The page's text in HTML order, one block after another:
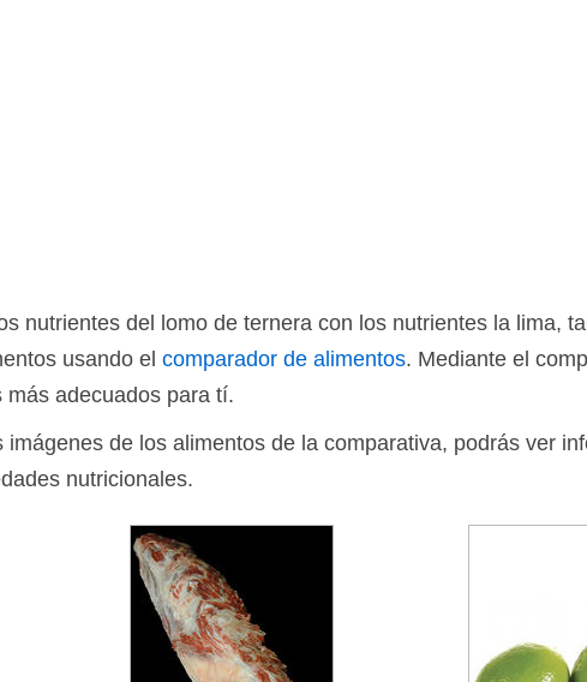
nutrientes del lomo de ternera con los nutrientes la lima,
usando el comparador de alimentos. Mediante el
adecuados para tí.
imágenes de los alimentos de la comparativa, podrás ver
nutricionales.